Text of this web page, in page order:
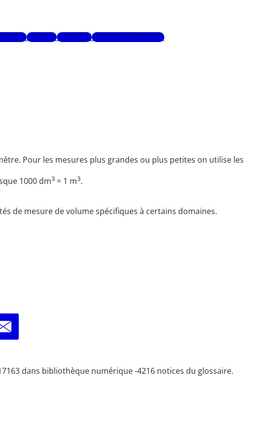
clésAuteursGlossaireRecherche avancée
Pour les mesures plus grandes ou plus petites on utilise les
1000 dm3 = 1 m3.
de mesure de volume spécifiques à certains domaines.
dans bibliothèque numérique -4216 notices du glossaire.